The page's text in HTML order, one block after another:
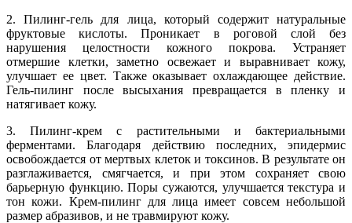
2. Пилинг-гель для лица, который содержит натуральные
фруктовые кислоты. Проникает в роговой слой без
нарушения целостности кожного покрова. Устраняет
отмершие клетки, заметно освежает и выравнивает кожу,
улучшает ее цвет. Также оказывает охлаждающее действие.
Гель-пилинг после высыхания превращается в пленку и
натягивает кожу.
3. Пилинг-крем с растительными и бактериальными
ферментами. Благодаря действию последних, эпидермис
освобождается от мертвых клеток и токсинов. В результате он
разглаживается, смягчается, и при этом сохраняет свою
барьерную функцию. Поры сужаются, улучшается текстура и
тон кожи. Крем-пилинг для лица имеет совсем небольшой
размер абразивов, и не травмируют кожу.